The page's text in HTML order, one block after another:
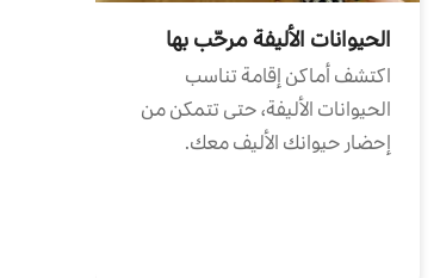
الحيوانات الأليفة مرحّب بها
اكتشف أماكن إقامة تناسب
الحيوانات الأليفة، حتى تتمكن من
إحضار حيوانك الأليف معك.